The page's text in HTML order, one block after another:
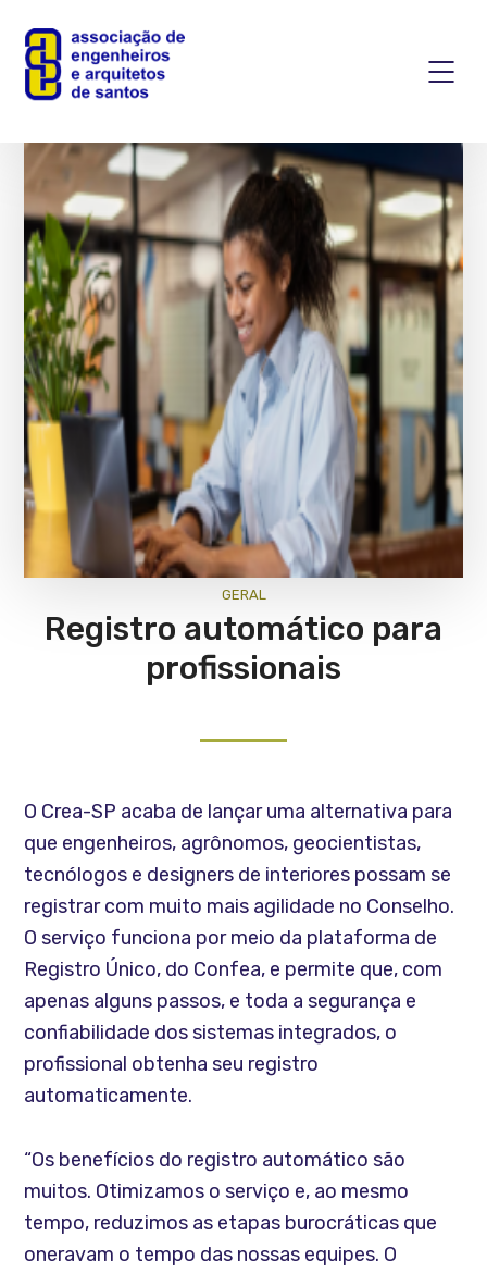
GERAL
Registro automático para
profissionais
O Crea-SP acaba de lançar uma alternativa para
que engenheiros, agrônomos, geocientistas,
tecnólogos e designers de interiores possam se
registrar com muito mais agilidade no Conselho.
O serviço funciona por meio da plataforma de
Registro Único, do Confea, e permite que, com
apenas alguns passos, e toda a segurança e
confiabilidade dos sistemas integrados, o
profissional obtenha seu registro
automaticamente.
“Os benefícios do registro automático são
muitos. Otimizamos o serviço e, ao mesmo
tempo, reduzimos as etapas burocráticas que
oneravam o tempo das nossas equipes. O